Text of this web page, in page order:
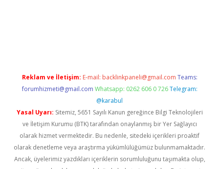
Reklam ve İletişim: E-mail: backlinkpaneli@gmail.com Teams:
forumhizmeti@gmail.com Whatsapp: 0262 606 0 726 Telegram:
@karabul
Yasal Uyarı: Sitemiz, 5651 Sayılı Kanun gereğince Bilgi Teknolojileri
ve İletişim Kurumu (BTK) tarafından onaylanmış bir Yer Sağlayıcı
olarak hizmet vermektedir. Bu nedenle, sitedeki içerikleri proaktif
olarak denetleme veya araştırma yükümlülüğümüz bulunmamaktadır.
Ancak, üyelerimiz yazdıkları içeriklerin sorumluluğunu taşımakta olup,